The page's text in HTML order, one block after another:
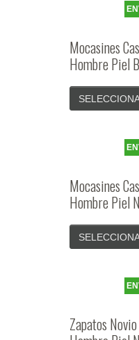
Mocasines
Hombre Piel
Mocasines
Hombre Piel
Zapatos